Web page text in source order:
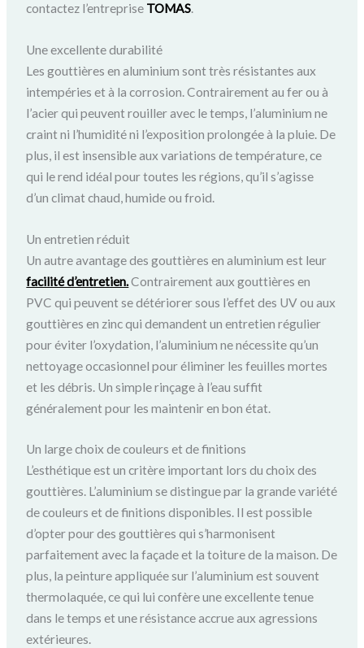
contactez l’entreprise TOMAS.
Une excellente durabilité
Les gouttières en aluminium sont très résistantes aux
intempéries et à la corrosion. Contrairement au fer ou à
l’acier qui peuvent rouiller avec le temps, l’aluminium ne
craint ni l’humidité ni l’exposition prolongée à la pluie. De
plus, il est insensible aux variations de température, ce
qui le rend idéal pour toutes les régions, qu’il s’agisse
d’un climat chaud, humide ou froid.
Un entretien réduit
Un autre avantage des gouttières en aluminium est leur
facilité d’entretien.Contrairement aux gouttières en
PVC qui peuvent se détériorer sous l’effet des UV ou aux
gouttières en zinc qui demandent un entretien régulier
pour éviter l’oxydation, l’aluminium ne nécessite qu’un
nettoyage occasionnel pour éliminer les feuilles mortes
et les débris. Un simple rinçage à l’eau suffit
généralement pour les maintenir en bon état.
Un large choix de couleurs et de finitions
L’esthétique est un critère important lors du choix des
gouttières. L’aluminium se distingue par la grande variété
de couleurs et de finitions disponibles. Il est possible
d’opter pour des gouttières qui s’harmonisent
parfaitement avec la façade et la toiture de la maison. De
plus, la peinture appliquée sur l’aluminium est souvent
thermolaquée, ce qui lui confère une excellente tenue
dans le temps et une résistance accrue aux agressions
extérieures.